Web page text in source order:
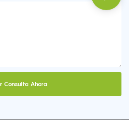
Consulta Ahora